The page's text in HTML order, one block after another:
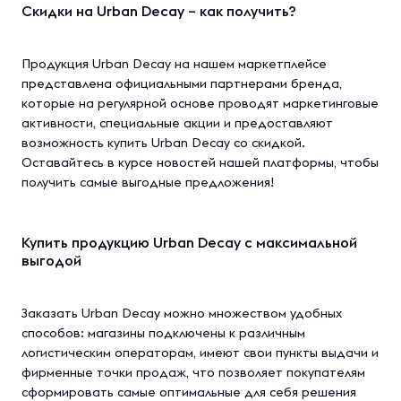
Скидки на Urban Decay – как получить?
Продукция Urban Decay на нашем маркетплейсе
представлена официальными партнерами бренда,
которые на регулярной основе проводят маркетинговые
активности, специальные акции и предоставляют
возможность купить Urban Decay со скидкой.
Оставайтесь в курсе новостей нашей платформы, чтобы
получить самые выгодные предложения!
Купить продукцию Urban Decay с максимальной
выгодой
Заказать Urban Decay можно множеством удобных
способов: магазины подключены к различным
логистическим операторам, имеют свои пункты выдачи и
фирменные точки продаж, что позволяет покупателям
сформировать самые оптимальные для себя решения